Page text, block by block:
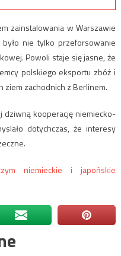
zainstalowania w Warszawie
nie tylko przeforsowanie
Powoli staje się jasne, że
polskiego eksportu zbóż i
ziem zachodnich z Berlinem.
dziwną kooperację niemiecko-
dotychczas, że interesy
niemieckie i japońskie